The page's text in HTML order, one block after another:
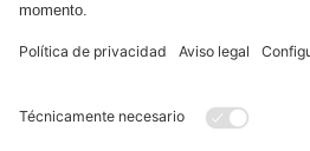
FC Bayern Store App